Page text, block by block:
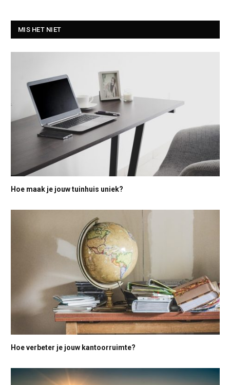
MIS HET NIET
Hoe maak je jouw tuinhuis uniek?
Hoe verbeter je jouw kantoorruimte?